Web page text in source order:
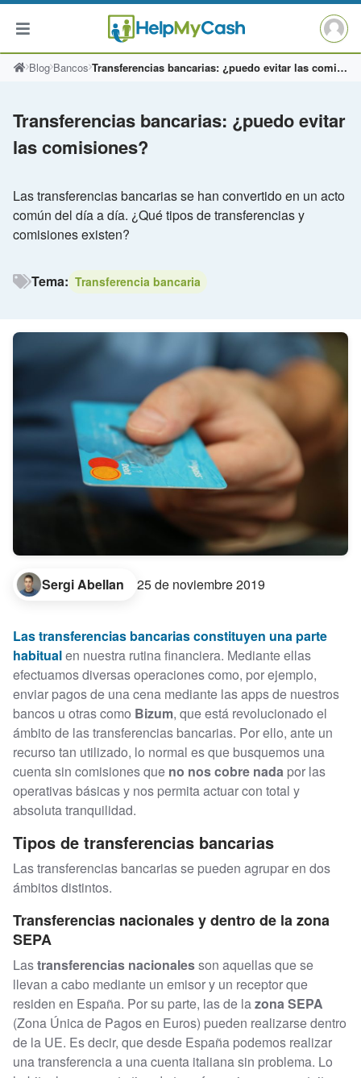
SaltarBlog Bancos Transferencias bancarias: ¿puedo evitar las comisiones?
Transferencias bancarias: ¿puedo evitar
las comisiones?
Las transferencias bancarias se han convertido en un acto
común del día a día. ¿Qué tipos de transferencias y
comisiones existen?
Tema: Transferencia bancaria
Sergi Abellan 25 de noviembre 2019
Las transferencias bancarias constituyen una parte
habitualen nuestra rutina financiera. Mediante ellas
efectuamos diversas operaciones como, por ejemplo,
enviar pagos de una cena mediante las apps de nuestros
bancos u otras como Bizum, que está revolucionado el
ámbito de las transferencias bancarias. Por ello, ante un
recurso tan utilizado, lo normal es que busquemos una
cuenta sin comisiones que no nos cobre nada por las
operativas básicas y nos permita actuar con total y
absoluta tranquilidad.
Tipos de transferencias bancarias
Las transferencias bancarias se pueden agrupar en dos
ámbitos distintos.
Transferencias nacionales y dentro de la zona
SEPA
Lastransferencias nacionalesson aquellas que se
llevan a cabo mediante un emisor y un receptor que
residen en España. Por su parte, las de lazona SEPA
(Zona Única de Pagos en Euros) pueden realizarse dentro
de la UE. Es decir, que desde España podemos realizar
una transferencia a una cuenta italiana sin problema. Lo